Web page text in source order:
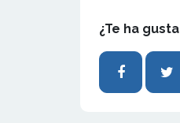
¿Te ha